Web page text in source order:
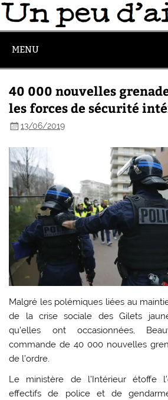
MENU
40 000 nouvelles
les forces de sécurité
13/06/2019
Malgré les polémiques liées au
de la crise sociale des Gilets
qu’elles ont occasionnées,
commande de 40 000 nouvelles
de l’ordre.
Le ministère de l’Intérieur étoffe
effectifs de police et de